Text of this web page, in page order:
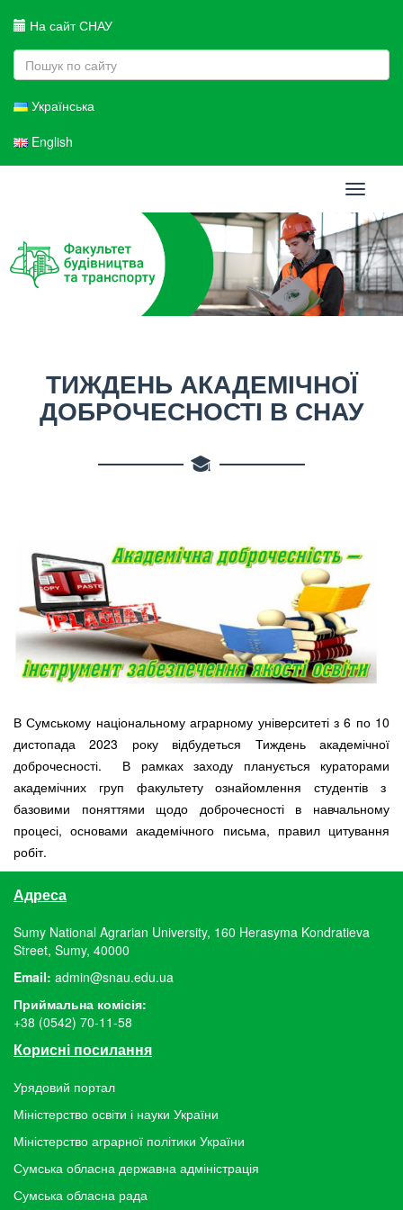
На сайт СНАУ
Українська
English
Toggle
ТИЖДЕНЬ АКАДЕМІЧНОЇ
ДОБРОЧЕСНОСТІ В СНАУ
В Сумському національному аграрному університеті з 6 по 10
дистопада 2023 року відбудеться Тиждень академічної
доброчесності. В рамках заходу планується кураторами
академічних груп факультету ознайомлення студентів з
базовими поняттями щодо доброчесності в навчальному
процесі, основами академічного письма, правил цитування
робіт.
Адреса
Sumy National Agrarian University, 160 Herasyma Kondratieva
Street, Sumy, 40000
Email: admin@snau.edu.ua
Приймальна комісія:
+38 (0542) 70-11-58
Корисні посилання
Урядовий портал
Міністерство освіти і науки України
Міністерство аграрної політики України
Сумська обласна державна адміністрація
Сумська обласна рада